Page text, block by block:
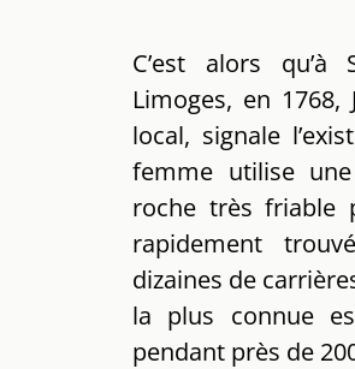
C’est alors qu’à
Limoges, en 1768,
local, signale
femme utilise
roche très friable
rapidement
dizaines de
la plus connue
pendant près de